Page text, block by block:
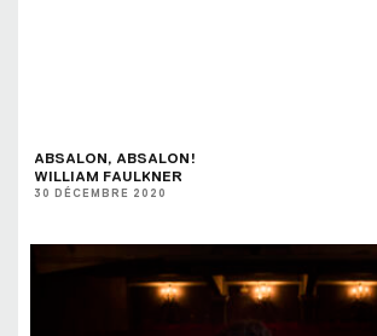
ABSALON, ABSALON!
WILLIAM FAULKNER
30 DÉCEMBRE 2020